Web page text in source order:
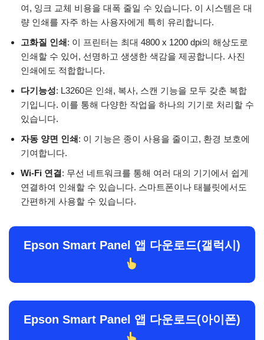
여, 잉크 교체 비용을 대폭 줄일 수 있습니다. 이 시스템은 대
량 인쇄를 자주 하는 사용자에게 특히 유리합니다.
고화질 인쇄: 이 프린터는 최대 4800 x 1200 dpi의 해상도로
인쇄할 수 있어, 선명하고 생생한 색감을 제공합니다. 사진
인쇄에도 적합합니다.
다기능성: L3260은 인쇄, 복사, 스캔 기능을 모두 갖춘 복합
기입니다. 이를 통해 다양한 작업을 하나의 기기로 처리할 수
있습니다.
자동 양면 인쇄: 이 기능은 종이 사용을 줄이고, 환경 보호에
기여합니다.
Wi-Fi 연결: 무선 네트워크를 통해 여러 대의 기기에서 쉽게
연결하여 인쇄할 수 있습니다. 스마트폰이나 태블릿에서도
간편하게 사용할 수 있습니다.
Epson Smart Panel 앱 다운로드(갤럭시)
Epson Smart Panel 앱 다운로드(아이폰)